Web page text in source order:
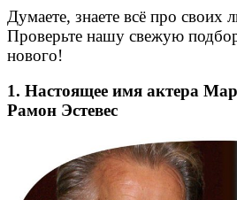
Думаете, знаете всё про своих
Проверьте нашу свежую
нового!
1. Настоящее имя актера
Рамон Эстевес